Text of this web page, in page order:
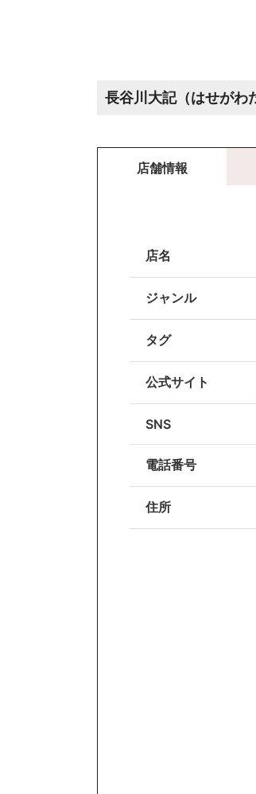
長谷川大記（はせがわ
店舗情報
店名
ジャンル
タグ
公式サイト
SNS
電話番号
住所